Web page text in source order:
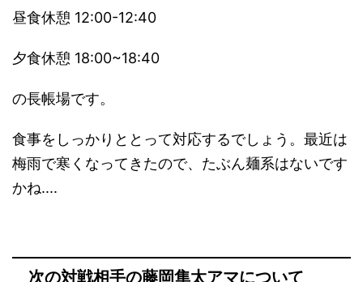
昼食休憩 12:00-12:40
夕食休憩 18:00~18:40
の長帳場です。
食事をしっかりととって対応するでしょう。最近は
梅雨で寒くなってきたので、たぶん麺系はないです
かね....
次の対戦相手の藤岡隼太アマについて